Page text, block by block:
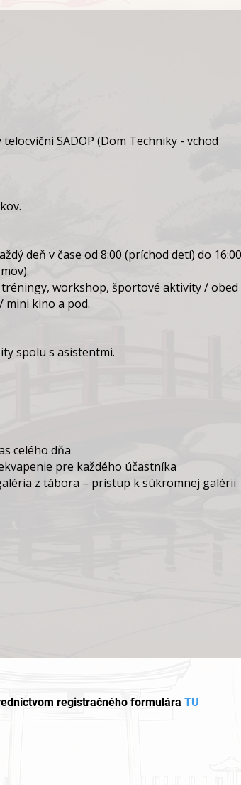
SADOP (Dom Techniky - vchod
deň v čase od 8:00 (príchod detí) do 16:00
workshop, športové aktivity / obed
mini kino a pod.
spolu s asistentmi.
celého dňa
pre každého účastníka
z tábora – prístup k súkromnej galérii
registračného formulára TU